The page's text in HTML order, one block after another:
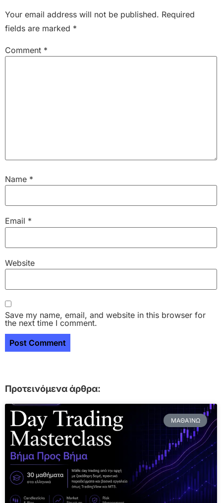
Your email address will not be published. Required
fields are marked *
Comment *
Name *
Email *
Website
Save my name, email, and website in this browser for
the next time I comment.
Προτεινόμενα άρθρα:
ΜΑΘΑΊΝΩ